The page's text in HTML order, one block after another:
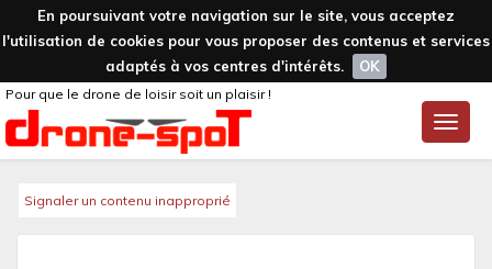
En poursuivant votre navigation sur le site, vous acceptez
l'utilisation de cookies pour vous proposer des contenus et services
adaptés à vos centres d'intérêts.
OK
Toggle
Pour que le drone de loisir soit un plaisir !
Signaler un contenu inapproprié